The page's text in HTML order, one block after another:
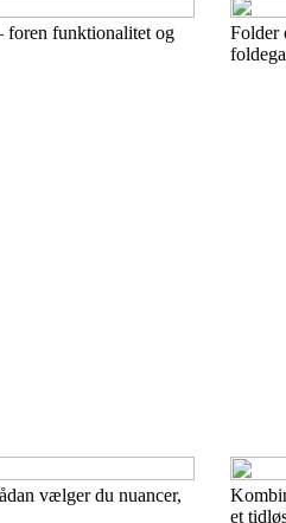
foren funktionalitet og
Folder
vælger du nuancer,
et